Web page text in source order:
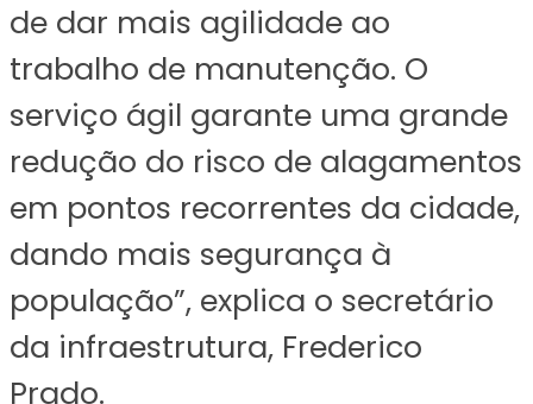
de dar mais agilidade ao
trabalho de manutenção. O
serviço ágil garante uma grande
redução do risco de alagamentos
em pontos recorrentes da cidade,
dando mais segurança à
população”, explica o secretário
da infraestrutura, Frederico
Prado.